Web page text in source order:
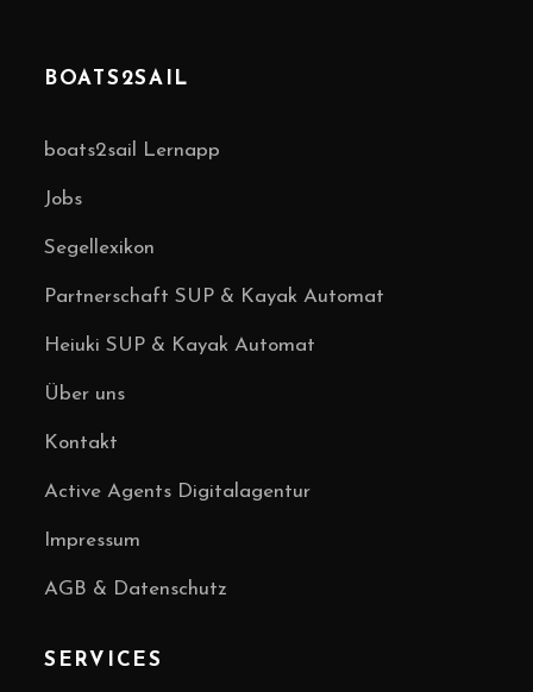
BOATS2SAIL
boats2sail Lernapp
Jobs
Segellexikon
Partnerschaft SUP & Kayak Automat
Heiuki SUP & Kayak Automat
Über uns
Kontakt
Active Agents Digitalagentur
Impressum
AGB & Datenschutz
SERVICES